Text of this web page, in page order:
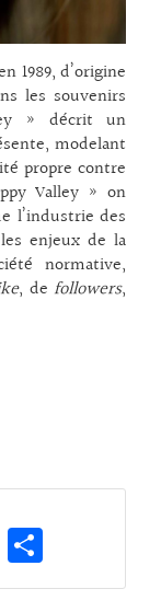
1989, d’origine
les souvenirs
» décrit un
modelant
propre contre
Valley » on
l’industrie des
enjeux de la
normative,
, de followers,
E
m rt